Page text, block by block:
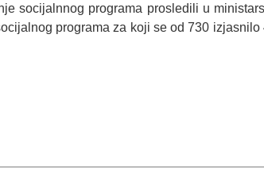
socijalnnog programa prosledili u
programa za koji se od 730